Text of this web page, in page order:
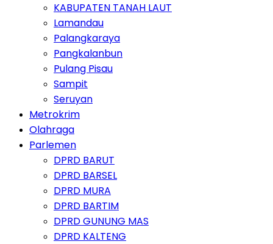
KABUPATEN TANAH LAUT
Lamandau
Palangkaraya
Pangkalanbun
Pulang Pisau
Sampit
Seruyan
Metrokrim
Olahraga
Parlemen
DPRD BARUT
DPRD BARSEL
DPRD MURA
DPRD BARTIM
DPRD GUNUNG MAS
DPRD KALTENG